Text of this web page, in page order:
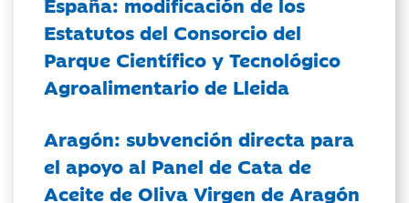
Estatutos del Consorcio del
Parque Científico y Tecnológico
Agroalimentario de Lleida
Aragón: subvención directa para
el apoyo al Panel de Cata de
Aceite de Oliva Virgen de Aragón